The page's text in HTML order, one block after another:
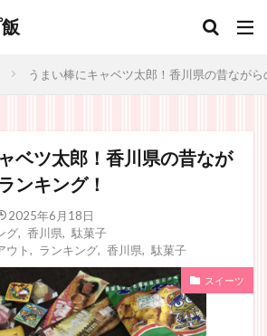
うまい棒にキャベツ太郎！香川県の昔なが
ベツ太郎！香川県の昔なが
ンキング！
2025年6月18日
グ, 香川県
駄菓子
ウト ランキング, 香川県 駄菓子
スイーツ